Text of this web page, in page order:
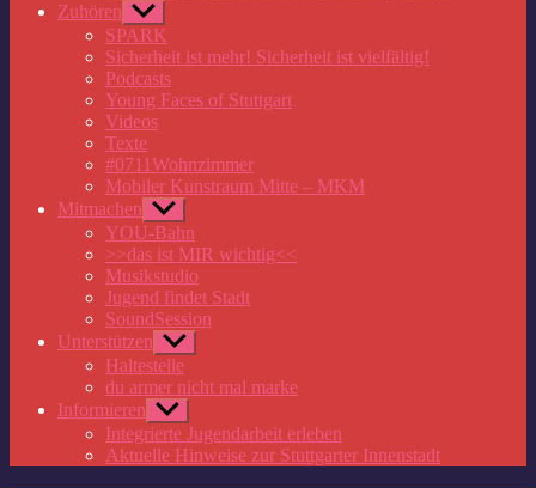
Zuhören Untermenü
anzeigen
SPARK
Sicherheit ist mehr! Sicherheit ist vielfältig!
Podcasts
Young Faces of Stuttgart
Videos
Texte
#0711Wohnzimmer
Mobiler Kunstraum Mitte – MKM
Mitmachen Untermenü
anzeigen
YOU-Bahn
>>das ist MIR wichtig<<
Musikstudio
Jugend findet Stadt
SoundSession
Unterstützen Untermenü
anzeigen
Haltestelle
du armer nicht mal marke
Informieren Untermenü
anzeigen
Integrierte Jugendarbeit erleben
Aktuelle Hinweise zur Stuttgarter Innenstadt